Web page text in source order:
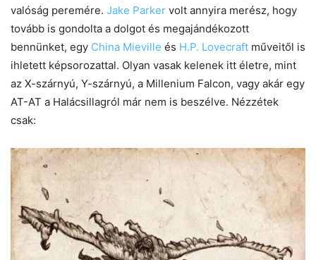
valóság peremére. Jake Parker volt annyira merész, hogy
tovább is gondolta a dolgot és megajándékozott
bennünket, egy China Mieville és H.P. Lovecraft műveitől is
ihletett képsorozattal. Olyan vasak kelenek itt életre, mint
az X-szárnyú, Y-szárnyú, a Millenium Falcon, vagy akár egy
AT-AT a Halácsillagról már nem is beszélve. Nézzétek
csak: